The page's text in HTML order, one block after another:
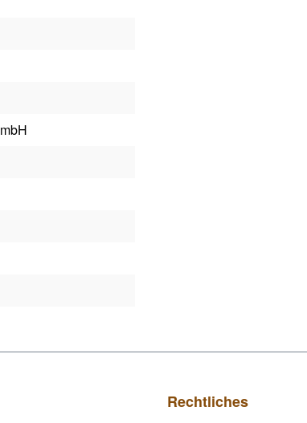
Rechtliches